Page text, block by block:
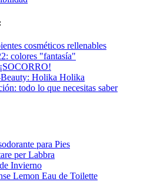
cosméticos rellenables
colores "fantasía"
Holika Holika
todo lo que necesitas saber
para Pies
per Labbra
Invierno
Lemon Eau de Toilette